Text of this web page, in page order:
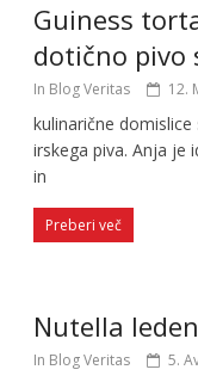
Guiness
dotično pivo
In Blog Veritas 12.
kulinarične
irskega piva. Anja je
in
Preberi več
Nutella
In Blog Veritas 5.